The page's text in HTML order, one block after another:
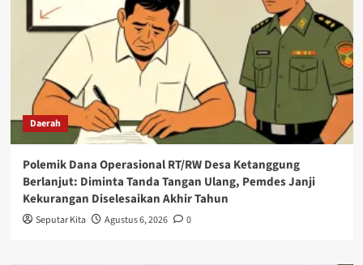
Daerah
Polemik Dana Operasional RT/RW Desa Ketanggung
Berlanjut: Diminta Tanda Tangan Ulang, Pemdes Janji
Kekurangan Diselesaikan Akhir Tahun
Seputar Kita Agustus 6, 2026 0